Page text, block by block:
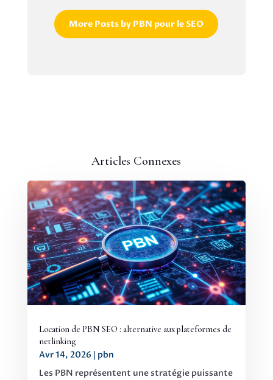
More Posts by PBN pour le SEO
Articles Connexes
Location de PBN SEO : alternative aux plateformes de
netlinking
Avr 14, 2026
pbn
Les PBN représentent une stratégie puissante